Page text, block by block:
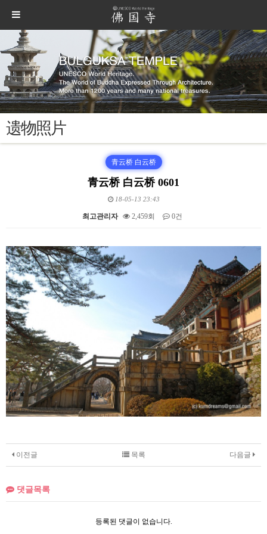
遗物照片
青云桥 白云桥
青云桥 白云桥 0601
18-05-13 23:43
최고관리자 2,459회 0건
본문
이전글 다음글
목록
댓글목록
등록된 댓글이 없습니다.